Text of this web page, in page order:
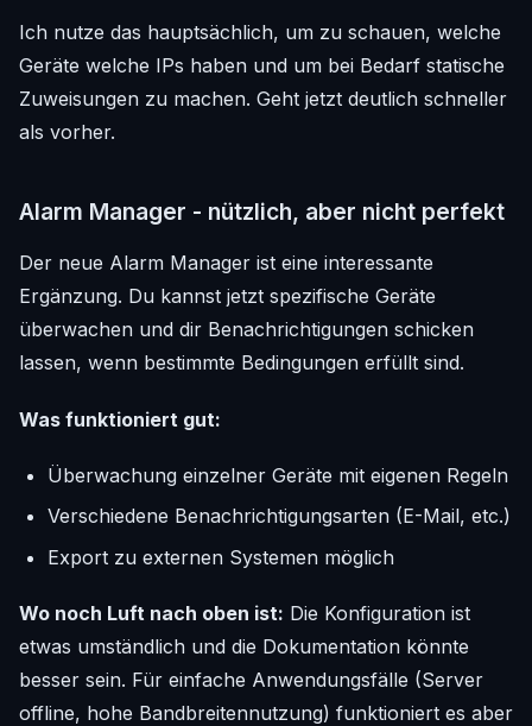
Ich nutze das hauptsächlich, um zu schauen, welche
Geräte welche IPs haben und um bei Bedarf statische
Zuweisungen zu machen. Geht jetzt deutlich schneller
als vorher.
Alarm Manager - nützlich, aber nicht perfekt
Der neue Alarm Manager ist eine interessante
Ergänzung. Du kannst jetzt spezifische Geräte
überwachen und dir Benachrichtigungen schicken
lassen, wenn bestimmte Bedingungen erfüllt sind.
Was funktioniert gut:
Überwachung einzelner Geräte mit eigenen Regeln
Verschiedene Benachrichtigungsarten (E-Mail, etc.)
Export zu externen Systemen möglich
Wo noch Luft nach oben ist: Die Konfiguration ist
etwas umständlich und die Dokumentation könnte
besser sein. Für einfache Anwendungsfälle (Server
offline, hohe Bandbreitennutzung) funktioniert es aber